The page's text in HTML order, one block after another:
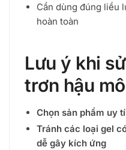
Cần dùng đúng liều
hoàn toàn
Lưu ý khi
trơn hậu
Chọn sản phẩm uy
Tránh các loại gel
dễ gây kích ứng